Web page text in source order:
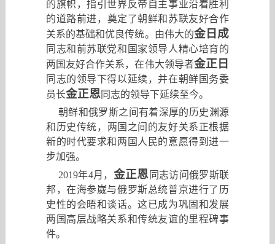
的旗帜 ，指引世界反帝自主事业沿着胜利
的道路前进 ， 奠定了朝鲜和苏联友好合作
关系的基础和优良传统。由伟大的金日成
同志和前苏联党和国家领导人精心培育的
两国友好合作关系，在伟大领导者金正日
同志的领导下得以延续，并在朝鲜国务委
员长金正恩 同志的领导下延续至今。
朝鲜和俄罗斯之间有着深厚的历史渊源
和历史传统， 两国之间的友好关系正根据
新的时代要求和两国人民的意愿得到进一
步加强。
2019年4月 ， 金正恩 同志访问俄罗斯联
邦 ，在海参崴与俄罗斯总统普京进行了历
史性的会晤和谈话。这已成为巩固和发展
两国高层战略关系和传统友谊的里程碑事
件。